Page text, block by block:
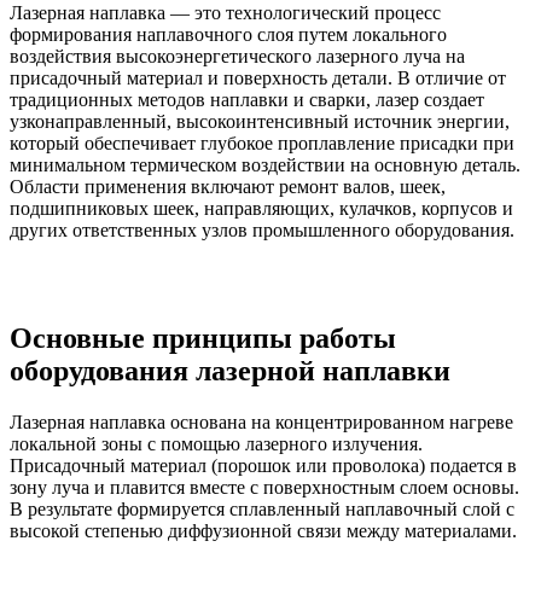
Лазерная наплавка — это технологический процесс
формирования наплавочного слоя путем локального
воздействия высокоэнергетического лазерного луча на
присадочный материал и поверхность детали. В отличие от
традиционных методов наплавки и сварки, лазер создает
узконаправленный, высокоинтенсивный источник энергии,
который обеспечивает глубокое проплавление присадки при
минимальном термическом воздействии на основную деталь.
Области применения включают ремонт валов, шеек,
подшипниковых шеек, направляющих, кулачков, корпусов и
других ответственных узлов промышленного оборудования.
Основные принципы работы
оборудования лазерной наплавки
Лазерная наплавка основана на концентрированном нагреве
локальной зоны с помощью лазерного излучения.
Присадочный материал (порошок или проволока) подается в
зону луча и плавится вместе с поверхностным слоем основы.
В результате формируется сплавленный наплавочный слой с
высокой степенью диффузионной связи между материалами.